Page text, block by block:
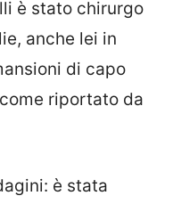
è stato chirurgo
anche lei in
di capo
riportato da
è stata